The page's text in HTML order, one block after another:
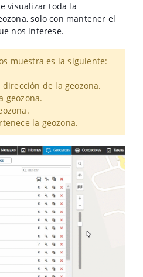
visualizar toda la
solo con mantener el
nos interese.
muestra es la siguiente:
de la geozona.
geozona.
la geozona.